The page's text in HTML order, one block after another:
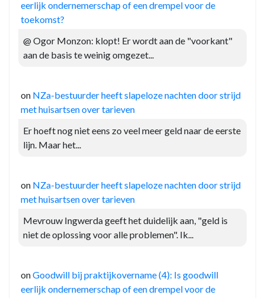
eerlijk ondernemerschap of een drempel voor de
toekomst?
@ Ogor Monzon: klopt! Er wordt aan de "voorkant"
aan de basis te weinig omgezet...
on NZa-bestuurder heeft slapeloze nachten door strijd
met huisartsen over tarieven
Er hoeft nog niet eens zo veel meer geld naar de eerste
lijn. Maar het...
on NZa-bestuurder heeft slapeloze nachten door strijd
met huisartsen over tarieven
Mevrouw Ingwerda geeft het duidelijk aan, "geld is
niet de oplossing voor alle problemen". Ik...
onGoodwill bij praktijkovername (4): Is goodwill
eerlijk ondernemerschap of een drempel voor de